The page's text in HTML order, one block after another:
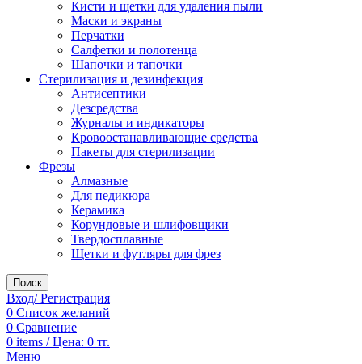
Кисти и щетки для удаления пыли
Маски и экраны
Перчатки
Салфетки и полотенца
Шапочки и тапочки
Стерилизация и дезинфекция
Антисептики
Дезсредства
Журналы и индикаторы
Кровоостанавливающие средства
Пакеты для стерилизации
Фрезы
Алмазные
Для педикюра
Керамика
Корундовые и шлифовщики
Твердосплавные
Щетки и футляры для фрез
Поиск
Вход/ Регистрация
0 Список желаний
0 Сравнение
0 items / Цена: 0 тг.
Меню